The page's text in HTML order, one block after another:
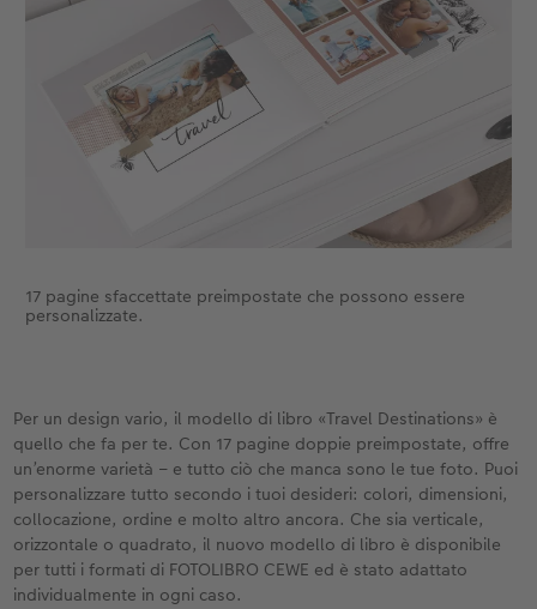
17 pagine sfaccettate preimpostate che possono essere
personalizzate.
Per un design vario, il modello di libro «Travel Destinations» è
quello che fa per te. Con 17 pagine doppie preimpostate, offre
un’enorme varietà – e tutto ciò che manca sono le tue foto. Puoi
personalizzare tutto secondo i tuoi desideri: colori, dimensioni,
collocazione, ordine e molto altro ancora. Che sia verticale,
orizzontale o quadrato, il nuovo modello di libro è disponibile
per tutti i formati di FOTOLIBRO CEWE ed è stato adattato
individualmente in ogni caso.